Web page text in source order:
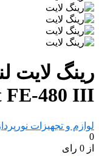
رینگ لایت
FE-480 III
لوازم و تجهیزات
0
از 0 رای